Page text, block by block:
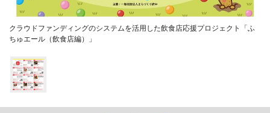
クラウドファンディングのシステムを活用した飲食店応援プロジェクト「ふ
ちゅエール（飲食店編）」